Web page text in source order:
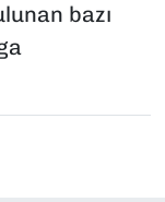
bazı